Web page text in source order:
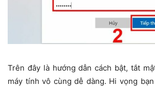
Trên đây là hướng dẫn cách bật, tắt
máy tính vô cùng dễ dàng. Hi vọng